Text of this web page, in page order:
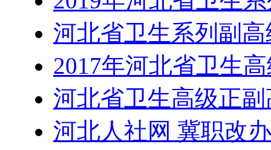
河北省卫生系列副
2017年河北省卫生
河北省卫生高级正
河北人社网 冀职改